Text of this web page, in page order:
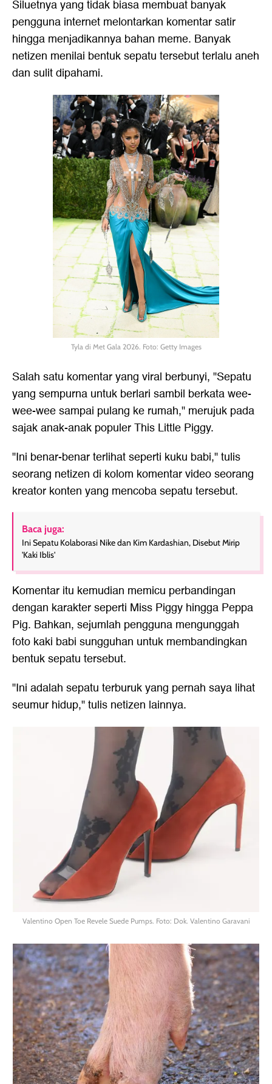
Siluetnya yang tidak biasa membuat banyak
pengguna internet melontarkan komentar satir
hingga menjadikannya bahan meme. Banyak
netizen menilai bentuk sepatu tersebut terlalu aneh
dan sulit dipahami.
Tyla di Met Gala 2026. Foto: Getty Images
Salah satu komentar yang viral berbunyi, "Sepatu
yang sempurna untuk berlari sambil berkata wee-
wee-wee sampai pulang ke rumah," merujuk pada
sajak anak-anak populer This Little Piggy.
"Ini benar-benar terlihat seperti kuku babi," tulis
seorang netizen di kolom komentar video seorang
kreator konten yang mencoba sepatu tersebut.
Baca juga:
Ini Sepatu Kolaborasi Nike dan Kim Kardashian, Disebut Mirip
'Kaki Iblis'
Komentar itu kemudian memicu perbandingan
dengan karakter seperti Miss Piggy hingga Peppa
Pig. Bahkan, sejumlah pengguna mengunggah
foto kaki babi sungguhan untuk membandingkan
bentuk sepatu tersebut.
"Ini adalah sepatu terburuk yang pernah saya lihat
seumur hidup," tulis netizen lainnya.
Valentino Open Toe Revele Suede Pumps. Foto: Dok. Valentino Garavani